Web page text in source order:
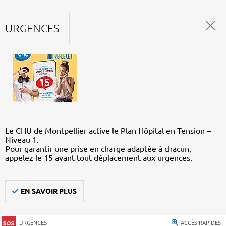
URGENCES
Le CHU de Montpellier active le Plan Hôpital en Tension –
Niveau 1.
Pour garantir une prise en charge adaptée à chacun,
appelez le 15 avant tout déplacement aux urgences.
EN SAVOIR PLUS
URGENCES ACCÈS RAPIDES